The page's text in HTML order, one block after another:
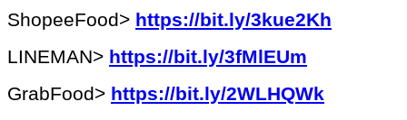
ShopeeFood> https://bit.ly/3kue2Kh
LINEMAN> https://bit.ly/3fMlEUm
GrabFood> https://bit.ly/2WLHQWk